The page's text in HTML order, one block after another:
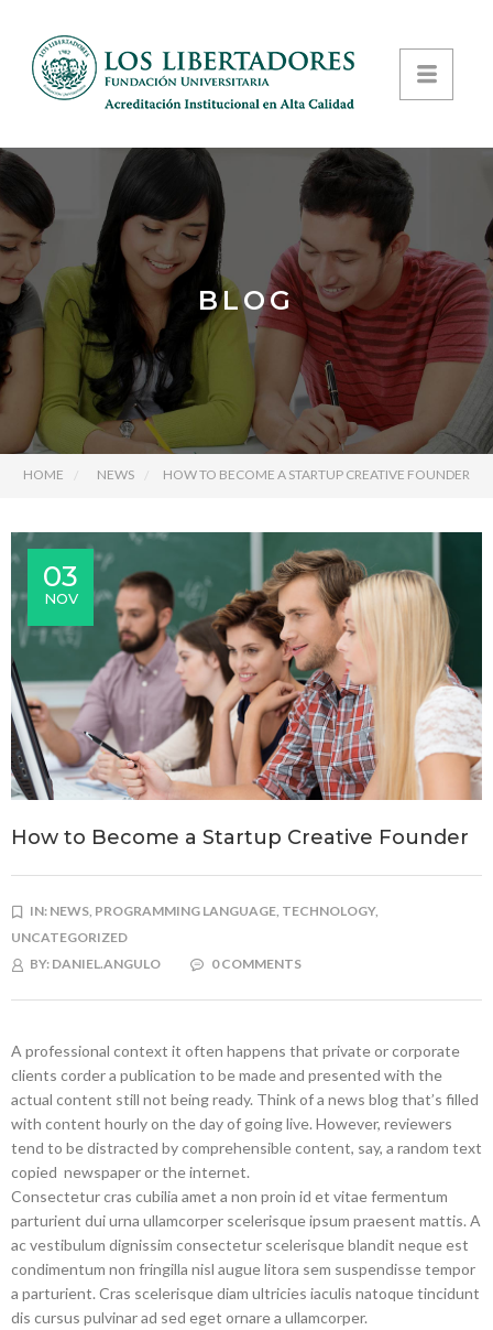
BLOG
HOME NEWS HOW TO BECOME A STARTUP CREATIVE FOUNDER
03
NOV
How to Become a Startup Creative Founder
IN: NEWS, PROGRAMMING LANGUAGE, TECHNOLOGY,
UNCATEGORIZED
BY: DANIEL.ANGULO 0 COMMENTS
A professional context it often happens that private or corporate
clients corder a publication to be made and presented with the
actual content still not being ready. Think of a news blog that’s filled
with content hourly on the day of going live. However, reviewers
tend to be distracted by comprehensible content, say, a random text
copied newspaper or the internet.
Consectetur cras cubilia amet a non proin id et vitae fermentum
parturient dui urna ullamcorper scelerisque ipsum praesent mattis. A
ac vestibulum dignissim consectetur scelerisque blandit neque est
condimentum non fringilla nisl augue litora sem suspendisse tempor
a parturient. Cras scelerisque diam ultricies iaculis natoque tincidunt
dis cursus pulvinar ad sed eget ornare a ullamcorper.